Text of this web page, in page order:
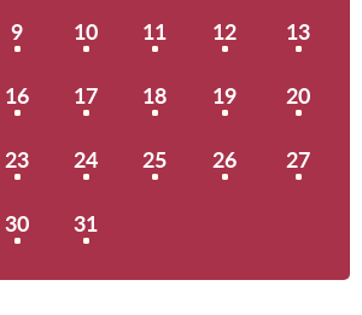
9 10 11 12 13
16 17 18 19 20
23 24 25 26 27
30 31